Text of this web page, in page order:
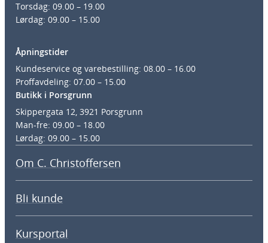
Torsdag: 09.00 – 19.00
Lørdag: 09.00 – 15.00
Åpningstider
Kundeservice og varebestilling: 08.00 – 16.00
Proffavdeling: 07.00 – 15.00
Butikk i Porsgrunn
Skippergata 12, 3921 Porsgrunn
Man-fre: 09.00 – 18.00
Lørdag: 09.00 – 15.00
Om C. Christoffersen
Bli kunde
Kursportal